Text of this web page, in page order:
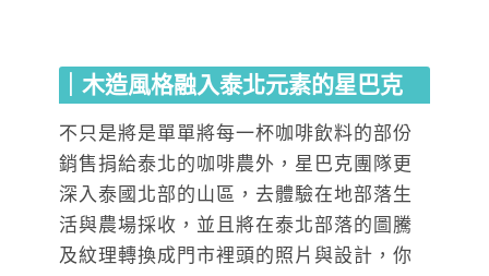
｜木造風格融入泰北元素的星巴克
不只是將是單單將每一杯咖啡飲料的部份
銷售捐給泰北的咖啡農外，星巴克團隊更
深入泰國北部的山區，去體驗在地部落生
活與農場採收，並且將在泰北部落的圖騰
及紋理轉換成門市裡頭的照片與設計，你